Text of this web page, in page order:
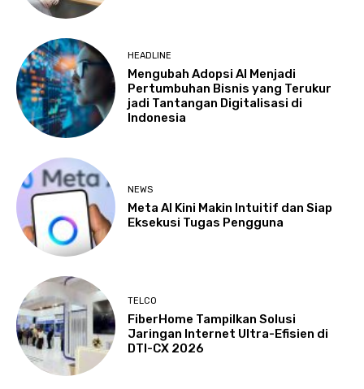
HEADLINE
Mengubah Adopsi AI Menjadi
Pertumbuhan Bisnis yang Terukur
jadi Tantangan Digitalisasi di
Indonesia
NEWS
Meta AI Kini Makin Intuitif dan Siap
Eksekusi Tugas Pengguna
TELCO
FiberHome Tampilkan Solusi
Jaringan Internet Ultra-Efisien di
DTI-CX 2026